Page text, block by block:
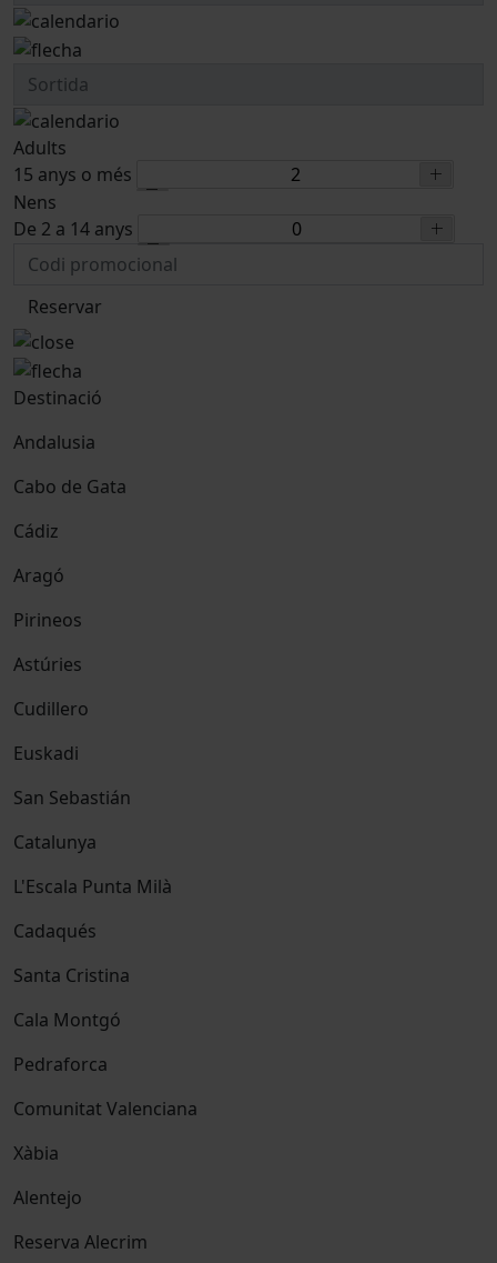
Adults
15 anys o més
Nens
De 2 a 14 anys
Reservar
Destinació
Andalusia
Cabo de Gata
Cádiz
Aragó
Pirineos
Astúries
Cudillero
Euskadi
San Sebastián
Catalunya
L'Escala Punta Milà
Cadaqués
Santa Cristina
Cala Montgó
Pedraforca
Comunitat Valenciana
Xàbia
Alentejo
Reserva Alecrim